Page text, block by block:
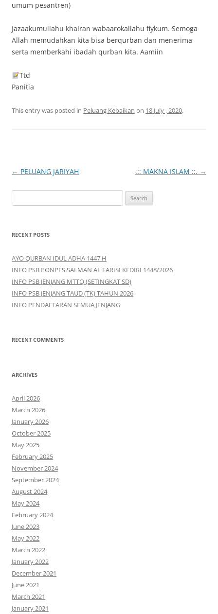
umum pesantren)
Jazaakumullahu khairan wabaarokallahu fiykum. Semoga
Allah memudahkan kita bisa berqurban dan menerima
serta memberkahi ibadah qurban kita. Aamiin
Ttd
Panitia
This entry was posted in Peluang Kebaikan on 18 July , 2020.
Post
← PELUANG JARIYAH .:: MAKNA ISLAM ::. →
e
r
h
f
o
r
:
RECENT POSTS
AYO QURBAN IDUL ADHA 1447 H
INFO PSB PONPES SALMAN AL FARISI KEDIRI 1448/2026
INFO PSB JENJANG MTTQ (SETINGKAT SD)
INFO PSB JENJANG TAUD (TK) TAHUN 2026
INFO PENDAFTARAN SEMUA JENJANG
RECENT COMMENTS
ARCHIVES
April 2026
March 2026
January 2026
October 2025
May 2025
February 2025
November 2024
September 2024
August 2024
May 2024
February 2024
June 2023
May 2022
March 2022
January 2022
December 2021
June 2021
March 2021
January 2021